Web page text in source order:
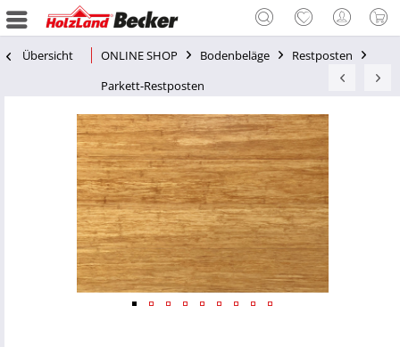
Übersicht ONLINE SHOP Bodenbeläge
Restposten
Parkett-Restposten